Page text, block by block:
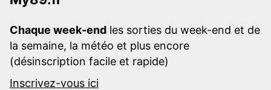
Chaque week-end les sorties du week-end et de
la semaine, la météo et plus encore
(désinscription facile et rapide)
Inscrivez-vous ici